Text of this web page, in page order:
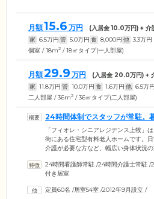
月額15.6 万円 (入居金10.0万円) + 介
家 6.5万円 管 5.0万円 食 8,000円 他 3.3万円
個室 / 18m2 / 18㎡タイプ(一人部屋)
月額29.9 万円 (入居金 20.0万円) +
家 11.8万円 管 10.0万円 食 1.6万円 他 6.5万円
二人部屋 / 36m2 / 36㎡タイプ(二人部屋)
24時間体制でスタッフが常駐。
「フィオレ・シニアレジデンス上牧」
街にある住宅型有料老人ホームです。
介護が必要な方など、幅広い身体状況
入居者様お一人おひとりのお気持ちに
「恵王病院」など協力医療機関とも密
設や銀行、緑豊かな公園などもあり、
24時間看護師常駐 /24時間介護士常駐 /
付き居室
定員60名 /居室54室 /2012年9月設立 /